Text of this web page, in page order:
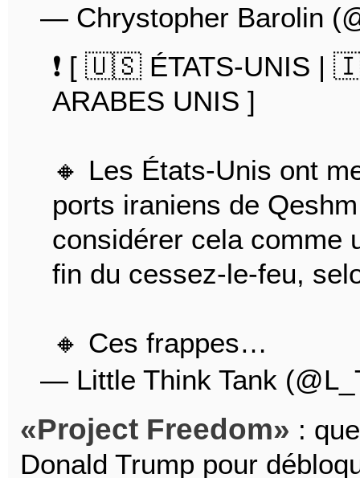
— Chrystopher Barolin
❗️ [ 🇺🇸 ÉTATS-UNIS
ARABES UNIS ]
🔸 Les États-Unis ont
ports iraniens de
considérer cela comme
fin du cessez-le-feu,
🔸 Ces frappes…
— Little Think Tank
Project Freedom
:
Donald Trump pour